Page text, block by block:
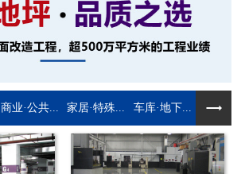
商业·公共... 家居·特殊... 车库·地下...